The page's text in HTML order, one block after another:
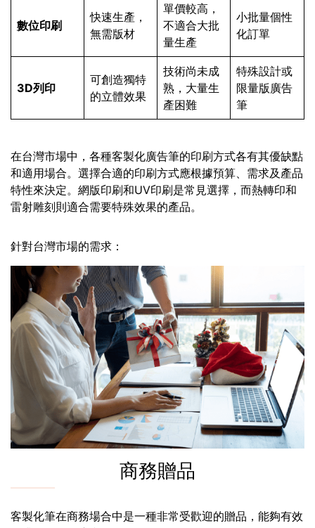
數位印刷
快速生產，
無需版材
單價較高，
不適合大批
量生產
小批量個性
化訂單
3D列印
可創造獨特
的立體效果
技術尚未成
熟，大量生
產困難
特殊設計或
限量版廣告
筆
在台灣市場中，各種客製化廣告筆的印刷方式各有其優缺點
和適用場合。選擇合適的印刷方式應根據預算、需求及產品
特性來決定。網版印刷和UV印刷是常見選擇，而熱轉印和
雷射雕刻則適合需要特殊效果的產品。
針對台灣市場的需求：
商務贈品
客製化筆在商務場合中是一種非常受歡迎的贈品，能夠有效